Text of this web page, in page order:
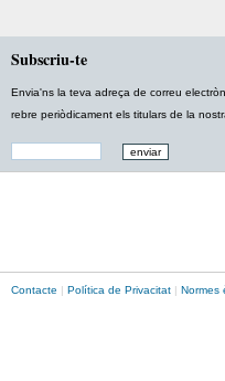
Subscriu-te
Envia'ns la teva adreça de correu
rebre periòdicament els titulars de la
Contacte | Política de Privacitat | Normes